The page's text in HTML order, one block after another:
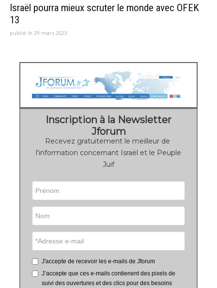
Israël pourra mieux scruter le monde avec OFEK
13
publié le 29 mars 2023
Inscription à la Newsletter
Jforum
Recevez gratuitement le meilleur de
l'information concernant Israël et le Peuple
Juif
J'accepte de recevoir les e-mails de Jforum
J’accepte que ces e-mails contienent des pixels de
suivi des ouvertures et des clics pour des besoins